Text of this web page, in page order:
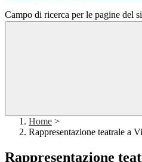
Campo di ricerca per le pagine del
Home >
Rappresentazione teatrale a
Rappresentazione